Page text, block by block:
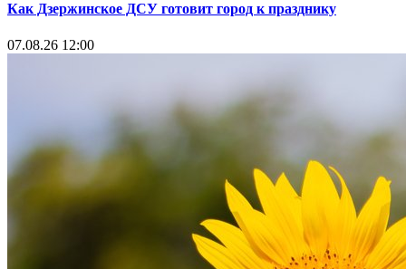
Как Дзержинское ДСУ готовит город к празднику
07.08.26 12:00